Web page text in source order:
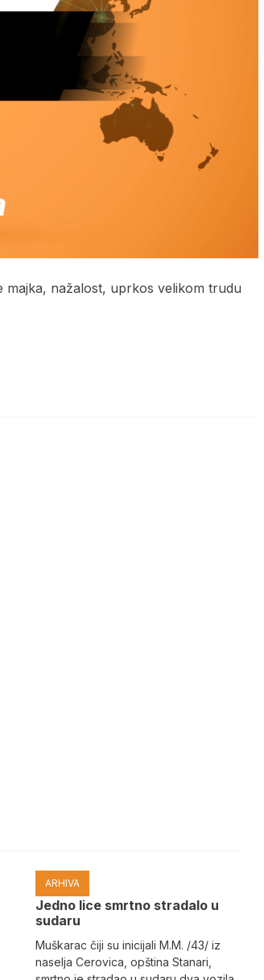
majka, nažalost, uprkos velikom trudu
ARHIVA
Јedno lice smrtno stradalo u
sudaru
Muškarac čiji su inicijali M.M. /43/ iz
naselja Cerovica, opština Stanari,